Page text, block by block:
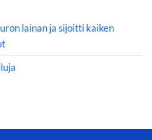
lainan ja sijoitti kaiken